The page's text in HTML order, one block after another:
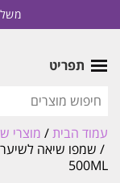
תפריט
עמוד הבית/ מוצרי
500ML